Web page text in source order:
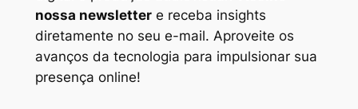
nossa newslettere receba insights
diretamente no seu e-mail. Aproveite os
avanços da tecnologia para impulsionar sua
presença online!